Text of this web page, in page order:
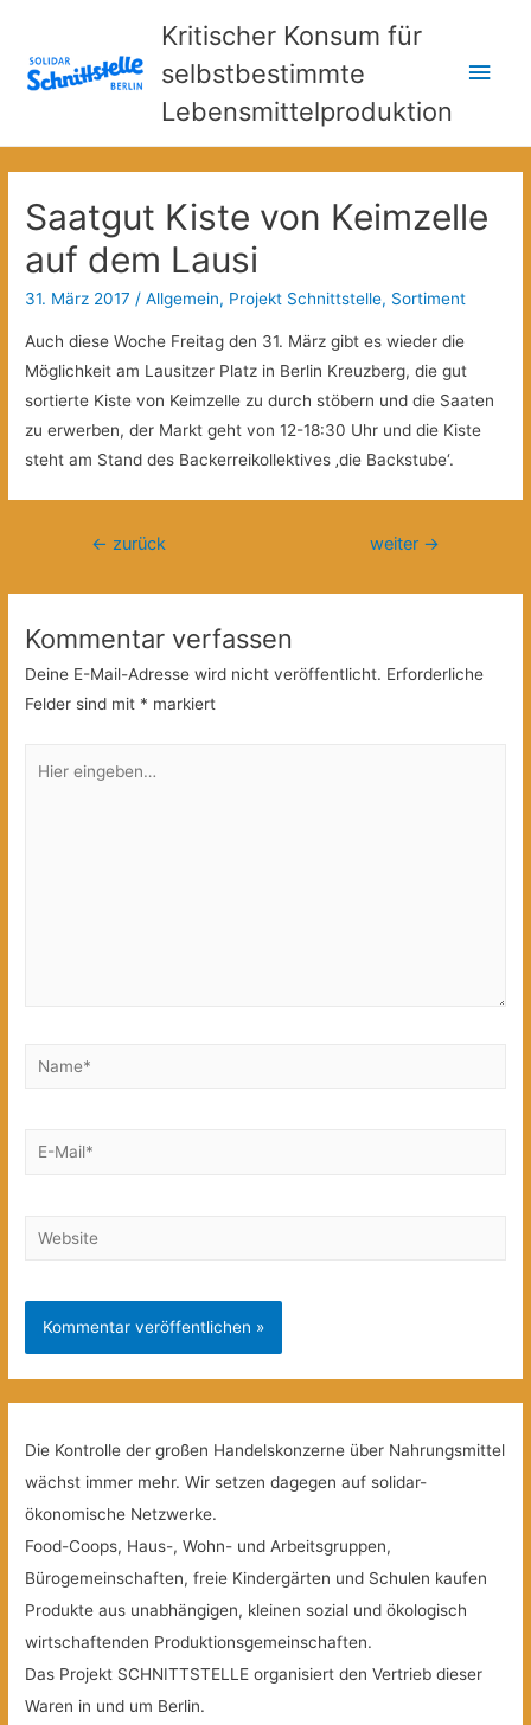
Kritischer Konsum für
selbstbestimmte
Lebensmittelproduktion
Saatgut Kiste von Keimzelle
auf dem Lausi
31. März 2017 /Allgemein, Projekt Schnittstelle, Sortiment
Auch diese Woche Freitag den 31. März gibt es wieder die
Möglichkeit am Lausitzer Platz in Berlin Kreuzberg, die gut
sortierte Kiste von Keimzelle zu durch stöbern und die Saaten
zu erwerben, der Markt geht von 12-18:30 Uhr und die Kiste
steht am Stand des Backerreikollektives ‚die Backstube‘.
Beitragsnavigation
← zurück weiter →
Kommentar verfassen
Deine E-Mail-Adresse wird nicht veröffentlicht. Erforderliche
Felder sind mit * markiert
eingeben…
Name*
E-
Website
Die Kontrolle der großen Handelskonzerne über Nahrungsmittel
wächst immer mehr. Wir setzen dagegen auf solidar-
ökonomische Netzwerke.
Food-Coops, Haus-, Wohn- und Arbeitsgruppen,
Bürogemeinschaften, freie Kindergärten und Schulen kaufen
Produkte aus unabhängigen, kleinen sozial und ökologisch
wirtschaftenden Produktionsgemeinschaften.
Das Projekt SCHNITTSTELLE organisiert den Vertrieb dieser
Waren in und um Berlin.